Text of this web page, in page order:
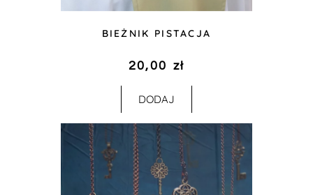
BIEŻNIK PISTACJA
20,00 zł
DODAJ